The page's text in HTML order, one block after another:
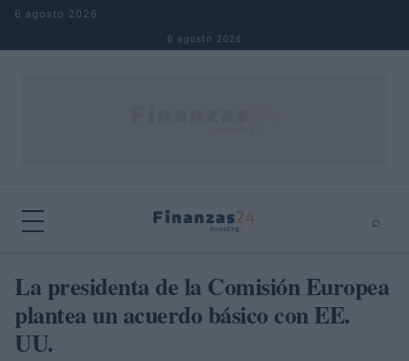
Saltar al contenido
6 agosto 2026
6 agosto 2026
⌕
Buscar ⌕ ×
La presidenta de la Comisión Europea
plantea un acuerdo básico con EE.
UU.